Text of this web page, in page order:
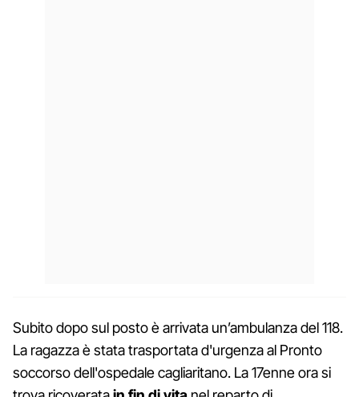
Subito dopo sul posto è arrivata un’ambulanza del 118.
La ragazza è stata trasportata d'urgenza al Pronto
soccorso dell'ospedale cagliaritano. La 17enne ora si